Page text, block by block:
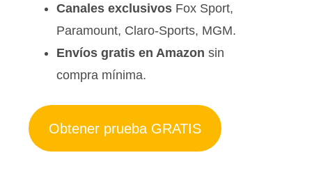
Canales exclusivos Fox Sport,
Paramount, Claro-Sports, MGM.
Envíos gratis en Amazonsin
compra mínima.
Obtener prueba GRATIS